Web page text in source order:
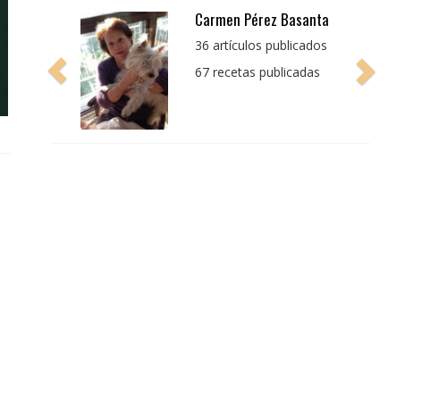
Pedro Manuel Collado
Cruz
producto bien tratado